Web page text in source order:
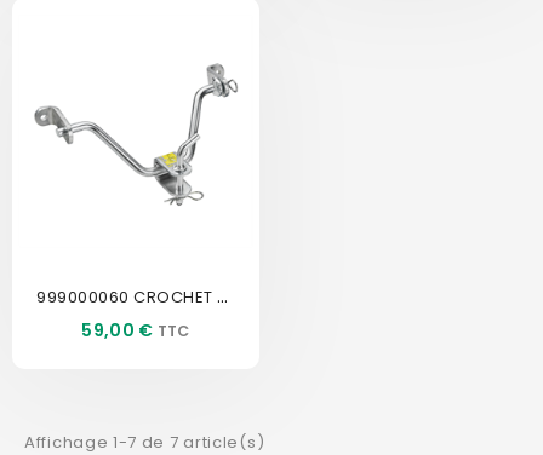
999000060 CROCHET ATTELAGE...
Prix
59,00 €
Affichage 1-7 de 7 article(s)